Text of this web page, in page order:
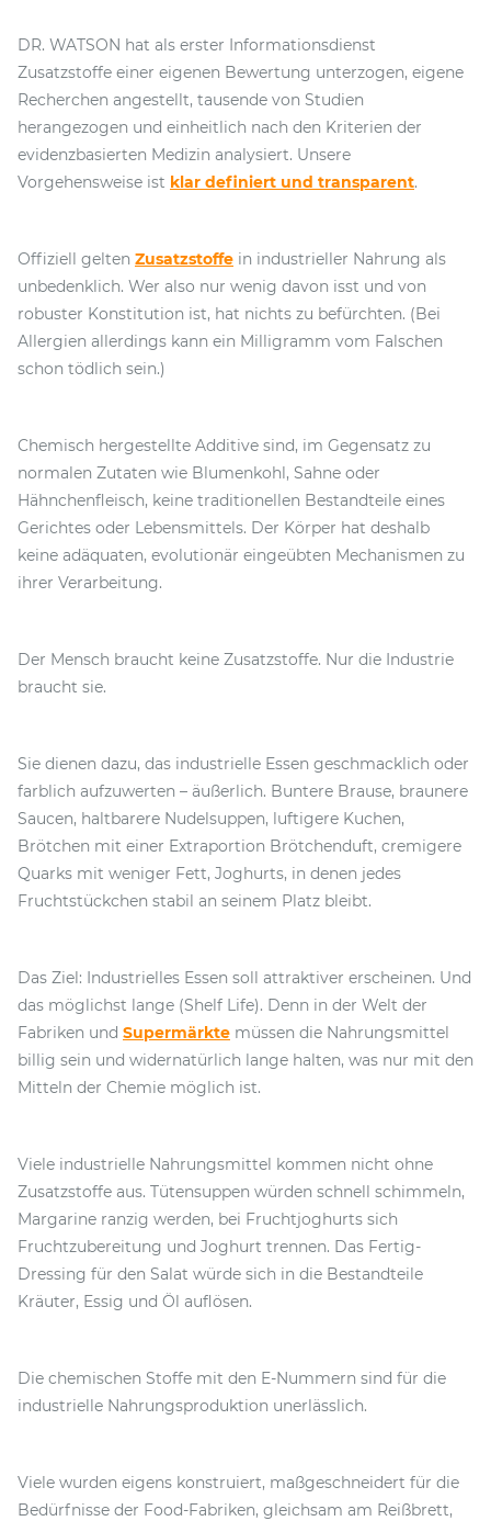
DR. WATSON hat als erster Informationsdienst
Zusatzstoffe einer eigenen Bewertung unterzogen, eigene
Recherchen angestellt, tausende von Studien
herangezogen und einheitlich nach den Kriterien der
evidenzbasierten Medizin analysiert. Unsere
Vorgehensweise ist klar definiert und transparent.
Offiziell gelten Zusatzstoffe in industrieller Nahrung als
unbedenklich. Wer also nur wenig davon isst und von
robuster Konstitution ist, hat nichts zu befürchten. (Bei
Allergien allerdings kann ein Milligramm vom Falschen
schon tödlich sein.)
Chemisch hergestellte Additive sind, im Gegensatz zu
normalen Zutaten wie Blumenkohl, Sahne oder
Hähnchenfleisch, keine traditionellen Bestandteile eines
Gerichtes oder Lebensmittels. Der Körper hat deshalb
keine adäquaten, evolutionär eingeübten Mechanismen zu
ihrer Verarbeitung.
Der Mensch braucht keine Zusatzstoffe. Nur die Industrie
braucht sie.
Sie dienen dazu, das industrielle Essen geschmacklich oder
farblich aufzuwerten – äußerlich. Buntere Brause, braunere
Saucen, haltbarere Nudelsuppen, luftigere Kuchen,
Brötchen mit einer Extraportion Brötchenduft, cremigere
Quarks mit weniger Fett, Joghurts, in denen jedes
Fruchtstückchen stabil an seinem Platz bleibt.
Das Ziel: Industrielles Essen soll attraktiver erscheinen. Und
das möglichst lange (Shelf Life). Denn in der Welt der
Fabriken und Supermärkte müssen die Nahrungsmittel
billig sein und widernatürlich lange halten, was nur mit den
Mitteln der Chemie möglich ist.
Viele industrielle Nahrungsmittel kommen nicht ohne
Zusatzstoffe aus. Tütensuppen würden schnell schimmeln,
Margarine ranzig werden, bei Fruchtjoghurts sich
Fruchtzubereitung und Joghurt trennen. Das Fertig-
Dressing für den Salat würde sich in die Bestandteile
Kräuter, Essig und Öl auflösen.
Die chemischen Stoffe mit den E-Nummern sind für die
industrielle Nahrungsproduktion unerlässlich.
Viele wurden eigens konstruiert, maßgeschneidert für die
Bedürfnisse der Food-Fabriken, gleichsam am Reißbrett,